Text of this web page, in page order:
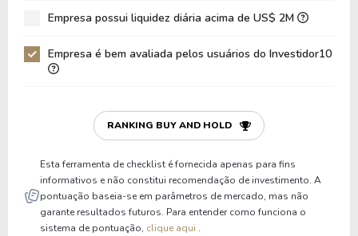
Empresa possui liquidez diária acima de US$ 2M
Empresa é bem avaliada pelos usuários do Investidor10
RANKING BUY AND HOLD
Esta ferramenta de checklist é fornecida apenas para fins
informativos e não constitui recomendação de investimento. A
pontuação baseia-se em parâmetros de mercado, mas não
garante resultados futuros. Para entender como funciona o
sistema de pontuação, clique aqui .